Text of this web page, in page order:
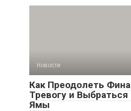
Новости
Как Преодолеть
Тревогу и Выбраться
Ямы